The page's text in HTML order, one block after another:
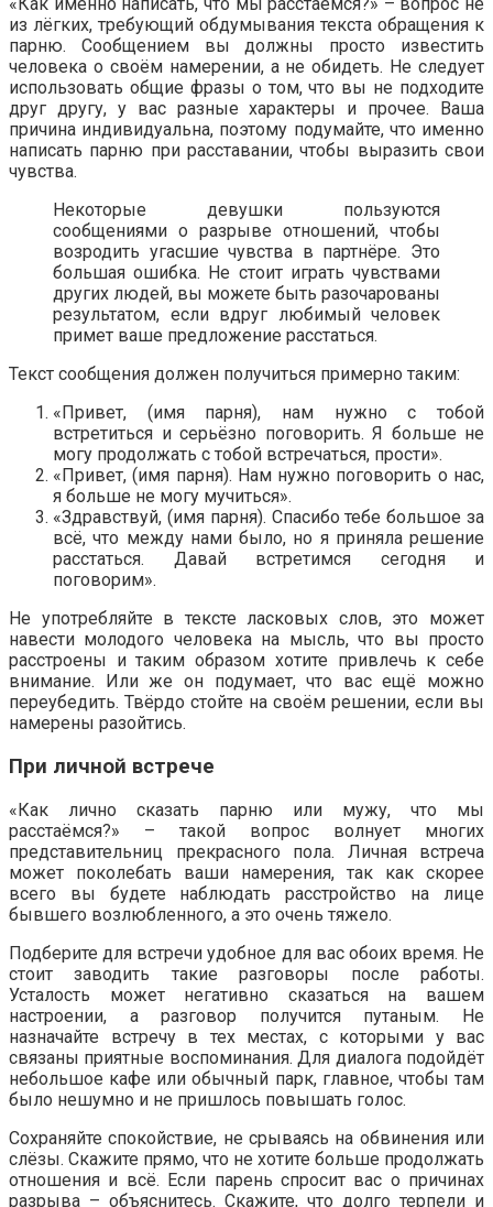
из лёгких, требующий обдумывания текста обращения к
парню. Сообщением вы должны просто известить
человека о своём намерении, а не обидеть. Не следует
использовать общие фразы о том, что вы не подходите
друг другу, у вас разные характеры и прочее. Ваша
причина индивидуальна, поэтому подумайте, что именно
написать парню при расставании, чтобы выразить свои
чувства.
Некоторые девушки пользуются
сообщениями о разрыве отношений, чтобы
возродить угасшие чувства в партнёре. Это
большая ошибка. Не стоит играть чувствами
других людей, вы можете быть разочарованы
результатом, если вдруг любимый человек
примет ваше предложение расстаться.
Текст сообщения должен получиться примерно таким:
«Привет, (имя парня), нам нужно с тобой
встретиться и серьёзно поговорить. Я больше не
могу продолжать с тобой встречаться, прости».
«Привет, (имя парня). Нам нужно поговорить о нас,
я больше не могу мучиться».
«Здравствуй, (имя парня). Спасибо тебе большое за
всё, что между нами было, но я приняла решение
расстаться. Давай встретимся сегодня и
поговорим».
Не употребляйте в тексте ласковых слов, это может
навести молодого человека на мысль, что вы просто
расстроены и таким образом хотите привлечь к себе
внимание. Или же он подумает, что вас ещё можно
переубедить. Твёрдо стойте на своём решении, если вы
намерены разойтись.
При личной встрече
«Как лично сказать парню или мужу, что мы
расстаёмся?» – такой вопрос волнует многих
представительниц прекрасного пола. Личная встреча
может поколебать ваши намерения, так как скорее
всего вы будете наблюдать расстройство на лице
бывшего возлюбленного, а это очень тяжело.
Подберите для встречи удобное для вас обоих время. Не
стоит заводить такие разговоры после работы.
Усталость может негативно сказаться на вашем
настроении, а разговор получится путаным. Не
назначайте встречу в тех местах, с которыми у вас
связаны приятные воспоминания. Для диалога подойдёт
небольшое кафе или обычный парк, главное, чтобы там
было нешумно и не пришлось повышать голос.
Сохраняйте спокойствие, не срываясь на обвинения или
слёзы. Скажите прямо, что не хотите больше продолжать
отношения и всё. Если парень спросит вас о причинах
разрыва – объяснитесь. Скажите, что долго терпели и